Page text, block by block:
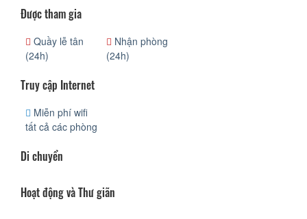
Được tham gia
Quầy lễ tân
(24h)
Nhận phòng
(24h)
Truy cập Internet
Miễn phí wifi
tất cả các phòng
Di chuyển
Hoạt động và Thư giãn